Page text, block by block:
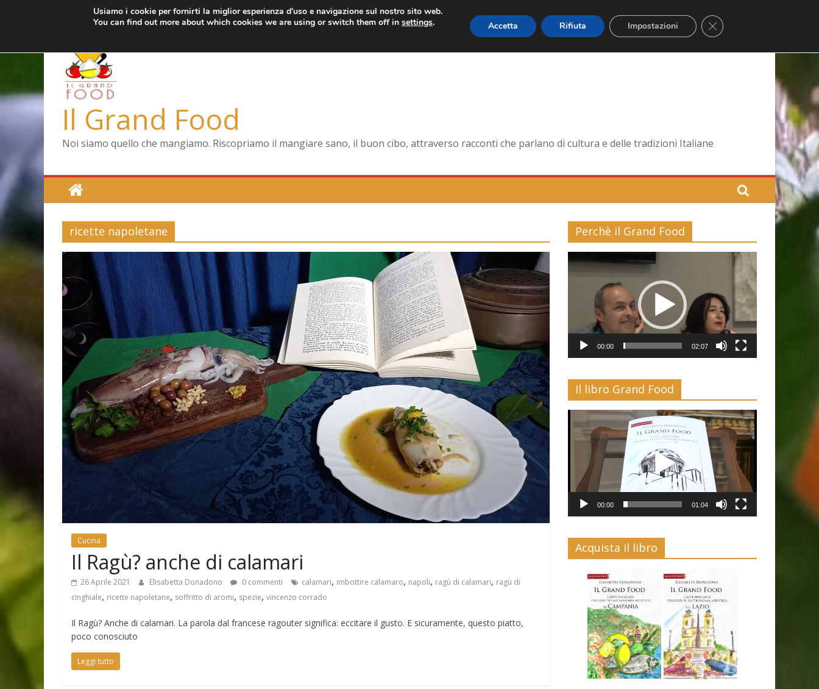
mercoledì, Agosto 5, 2026 Ultimo: Pizza a Corte
Menopausa, una forma smagliante senza età
Il Grand Food
Noi siamo quello che mangiamo. Riscopriamo il mangiare sano, il buon cibo, attraverso racconti che parlano di cultura e delle tradizioni Italiane
ricette napoletane
Cucina
Il Ragù? anche di calamari
26 Aprile 2021 Elisabetta Donadono 0 commenti calamari, imbottire calamaro, napoli, ragù di calamari, ragù di
cinghiale, ricette napoletane, soffritto di aromi, spezie, vincenzo corrado
Il Ragù? Anche di calamari. La parola dal francese ragouter significa: eccitare il gusto. E sicuramente, questo piatto,
poco conosciuto
Leggi tutto
Perchè il Grand Food
Video
Player
00:00 02:07
Il libro Grand Food
Player
00:00 01:04
Acquista il libro
Usiamo i cookie per fornirti la miglior esperienza d'uso e navigazione sul nostro sito web.
You can find out more about which cookies we are using or switch them off insettings. Accetta Rifiuta Impostazioni Close GDPR Cookie Banner